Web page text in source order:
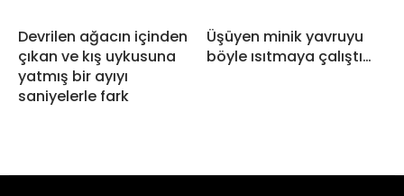
Devrilen ağacın içinden
çıkan ve kış uykusuna
yatmış bir ayıyı
saniyelerle fark
Üşüyen minik yavruyu
böyle ısıtmaya çalıştı…